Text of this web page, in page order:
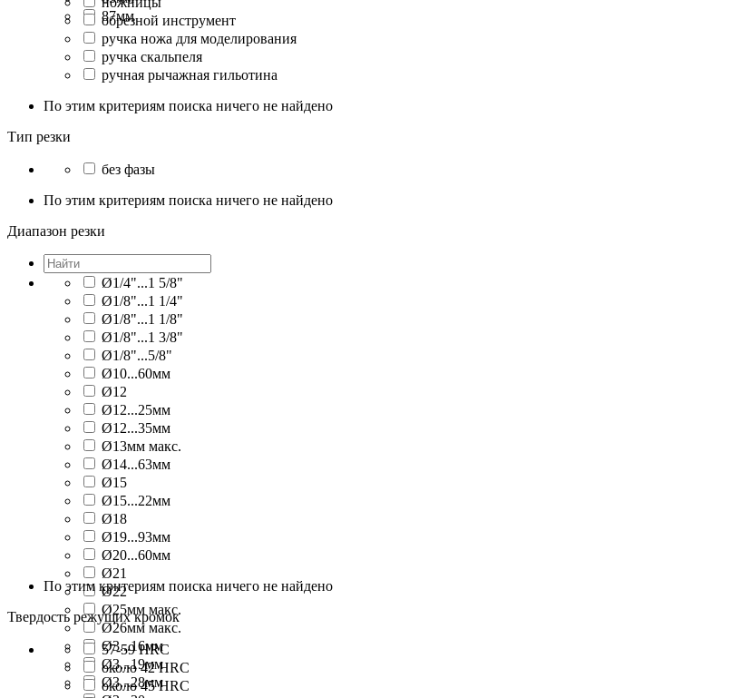
87мм
обрезной инструмент
ручка ножа для моделирования
ручка скальпеля
ручная рычажная гильотина
По этим критериям поиска ничего не найдено
Тип резки
без фазы
По этим критериям поиска ничего не найдено
Диапазон резки
Ø1/4"...1 5/8"
Ø1/8"...1 1/4"
Ø1/8"...1 1/8"
Ø1/8"...1 3/8"
Ø1/8"...5/8"
Ø10...60мм
Ø12
Ø12...25мм
Ø12...35мм
Ø13мм макс.
Ø14...63мм
Ø15
Ø15...22мм
Ø18
Ø19...93мм
Ø20...60мм
Ø21
Ø22
Ø25мм макс.
Ø26мм макс.
Ø3...16мм
Ø3...19мм
Ø3...28мм
По этим критериям поиска ничего не найдено
Твердость режущих кромок
57-59 HRC
около 42 HRC
около 45 HRC